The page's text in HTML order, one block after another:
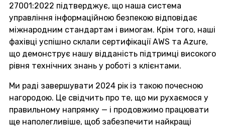
27001:2022 підтверджує, що наша система
управління інформаційною безпекою відповідає
міжнародним стандартам і вимогам. Крім того, наші
фахівці успішно склали сертифікації AWS та Azure,
що демонструє нашу відданість підтримці високого
рівня технічних знань у роботі з клієнтами.
Ми раді завершувати 2024 рік із такою почесною
нагородою. Це свідчить про те, що ми рухаємося у
правильному напрямку — і продовжимо працювати
ще наполегливіше, щоб забезпечити найкращі